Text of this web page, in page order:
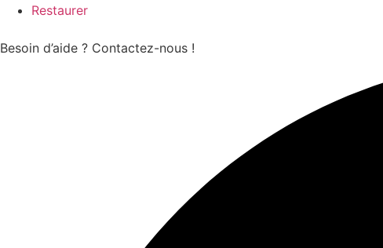
Restaurer
Besoin d’aide ? Contactez-nous !